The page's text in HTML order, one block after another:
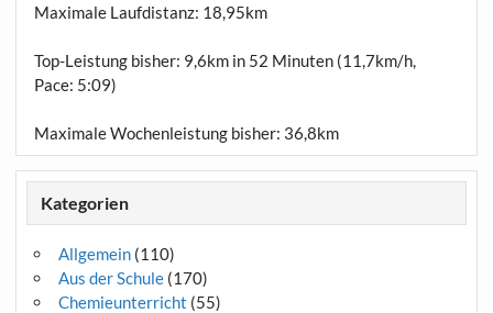
Maximale Laufdistanz: 18,95km
Top-Leistung bisher: 9,6km in 52 Minuten (11,7km/h,
Pace: 5:09)
Maximale Wochenleistung bisher: 36,8km
Kategorien
Allgemein(110)
Aus der Schule(170)
Chemieunterricht (55)